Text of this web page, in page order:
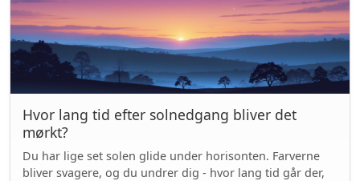
Hvor lang tid efter solnedgang bliver det
mørkt?
Du har lige set solen glide under horisonten. Farverne
bliver svagere, og du undrer dig - hvor lang tid går der,